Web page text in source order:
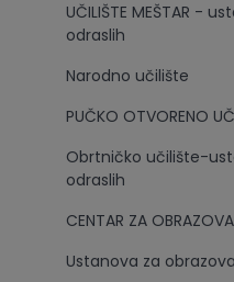
UČILIŠTE MEŠTAR -
odraslih
Narodno učilište
PUČKO OTVORENO
Obrtničko učilište-
odraslih
CENTAR ZA
Ustanova za